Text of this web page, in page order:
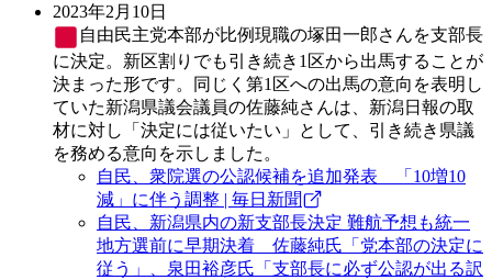
2023年2月10日
自由民主党本部が比例現職の塚田一郎さんを支部長
に決定。新区割りでも引き続き1区から出馬することが
決まった形です。同じく第1区への出馬の意向を表明し
ていた新潟県議会議員の佐藤純さんは、新潟日報の取
材に対し「決定には従いたい」として、引き続き県議
を務める意向を示しました。
自民、衆院選の公認候補を追加発表 「10増10
減」に伴う調整 | 毎日新聞
自民、新潟県内の新支部長決定 難航予想も統一
地方選前に早期決着 佐藤純氏「党本部の決定に
従う」、泉田裕彦氏「支部長に必ず公認が出る訳